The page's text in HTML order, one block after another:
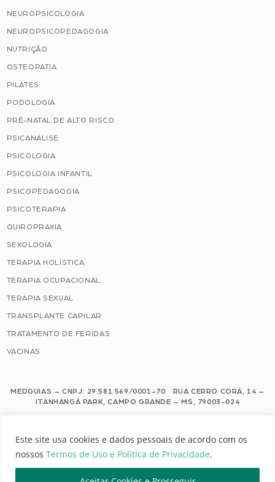
Este site usa cookies e dados pessoais de acordo com os
nossos Termos de Uso e Política de Privacidade.
NEUROPSICOLOGIA
NEUROPSICOPEDAGOGIA
NUTRIÇÃO
OSTEOPATIA
PILATES
PODOLOGIA
PRÉ-NATAL DE ALTO RISCO
PSICANÁLISE
PSICOLOGIA
PSICOLOGIA INFANTIL
PSICOPEDAGOGIA
PSICOTERAPIA
QUIROPRAXIA
SEXOLOGIA
TERAPIA HOLÍSTICA
TERAPIA OCUPACIONAL
TERAPIA SEXUAL
TRANSPLANTE CAPILAR
TRATAMENTO DE FERIDAS
VACINAS
MEDGUIAS – CNPJ: 29.581.569/0001-70 RUA CERRO CORÁ, 14 –
ITANHANGÁ PARK, CAMPO GRANDE – MS, 79003-024
Este site usa cookies e dados pessoais de acordo com os nossos Termos de
Uso e Política de Privacidade.
Configuração de Cookies